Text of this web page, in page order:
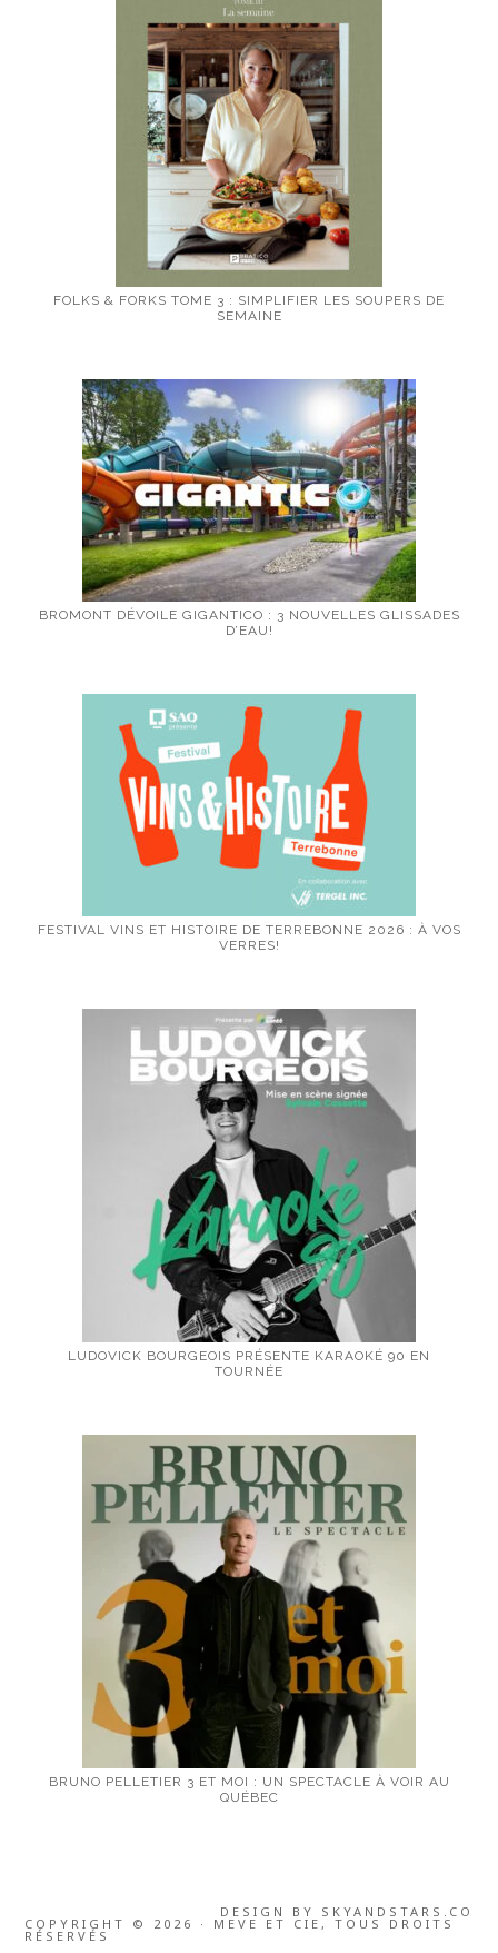
FOLKS & FORKS TOME 3 : SIMPLIFIER LES SOUPERS DE
SEMAINE
BROMONT DÉVOILE GIGANTICO : 3 NOUVELLES GLISSADES
D’EAU!
FESTIVAL VINS ET HISTOIRE DE TERREBONNE 2026 : À VOS
VERRES!
LUDOVICK BOURGEOIS PRÉSENTE KARAOKÉ 90 EN
TOURNÉE
BRUNO PELLETIER 3 ET MOI : UN SPECTACLE À VOIR AU
QUÉBEC
DESIGN BY SKYANDSTARS.CO
COPYRIGHT © 2026 · MEVE ET CIE, TOUS DROITS
RÉSERVÉS